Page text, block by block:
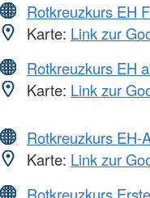
Rotkreuzkurs EH
Karte: Link zur
Rotkreuzkurs EH
Karte: Link zur
Rotkreuzkurs EH-
Karte: Link zur